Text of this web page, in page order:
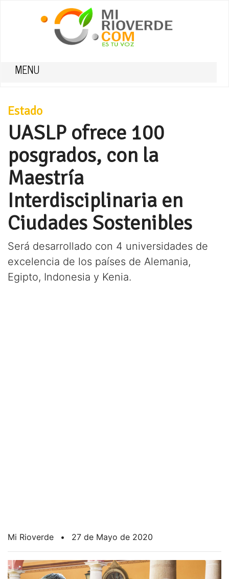
MENU
Estado
UASLP ofrece 100
posgrados, con la
Maestría
Interdisciplinaria en
Ciudades Sostenibles
Será desarrollado con 4 universidades de
excelencia de los países de Alemania,
Egipto, Indonesia y Kenia.
Mi Rioverde • 27 de Mayo de 2020